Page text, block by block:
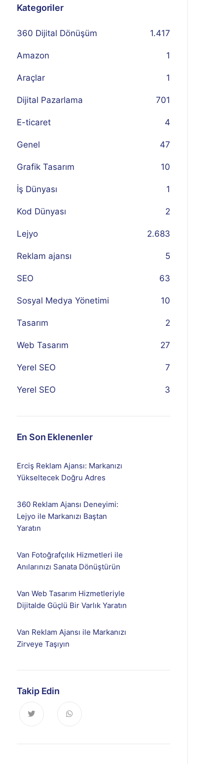
Kategoriler
360 Dijital Dönüşüm 1.417
Amazon 1
Araçlar 1
Dijital Pazarlama 701
E-ticaret 4
Genel 47
Grafik Tasarım 10
İş Dünyası 1
Kod Dünyası 2
Lejyo 2.683
Reklam ajansı 5
SEO 63
Sosyal Medya Yönetimi 10
Tasarım 2
Web Tasarım 27
Yerel SEO 7
Yerel SEO 3
En Son Eklenenler
Erciş Reklam Ajansı: Markanızı
Yükseltecek Doğru Adres
360 Reklam Ajansı Deneyimi:
Lejyo ile Markanızı Baştan
Yaratın
Van Fotoğrafçılık Hizmetleri ile
Anılarınızı Sanata Dönüştürün
Van Web Tasarım Hizmetleriyle
Dijitalde Güçlü Bir Varlık Yaratın
Van Reklam Ajansı ile Markanızı
Zirveye Taşıyın
Takip Edin